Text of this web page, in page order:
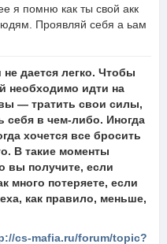
я помню как ты свой акк
Проявляй себя а ьам
дается легко. Чтобы
необходимо идти на
— тратить свои силы,
себя в чем-либо. Иногда
хочется все бросить
В такие моменты
вы получите, если
много потеряете, если
как правило, меньше,
cs-mafia.ru/forum/topic?